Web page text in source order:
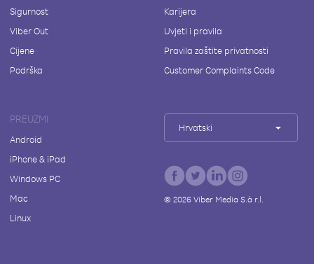
Sigurnost
Viber Out
Cijene
Podrška
Karijera
Uvjeti i pravila
Pravila zaštite privatnosti
Customer Complaints Code
PREUZMI
Android
iPhone & iPad
Windows PC
Mac
Linux
Hrvatski
© 2026Viber Media S.à r.l.